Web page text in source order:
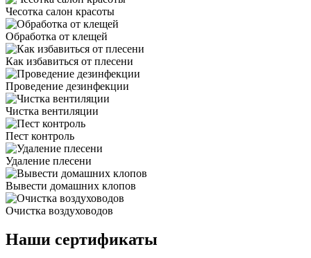
Чесотка салон красоты
Обработка от клещей
Как избавиться от плесени
Проведение дезинфекции
Чистка вентиляции
Пест контроль
Удаление плесени
Вывести домашних клопов
Очистка воздуховодов
Наши сертификаты